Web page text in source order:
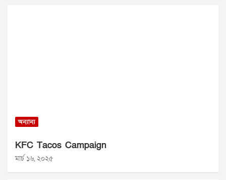
অন্যান্য
KFC Tacos Campaign
মার্চ ১৬, ২০২৫